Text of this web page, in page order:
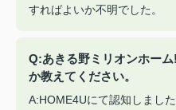
すればよいか不明でした。
Q:あきる野ミリオンホー
か教えてください。
A:HOME4Uにて認知しました